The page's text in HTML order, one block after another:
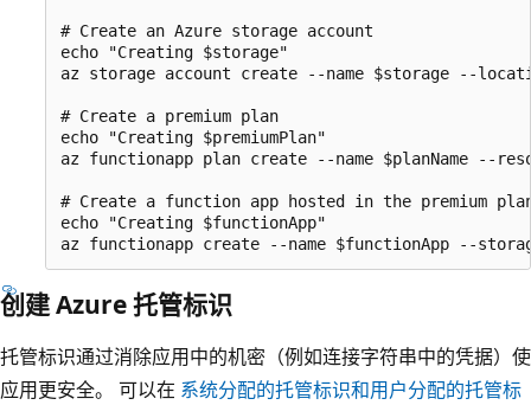
# Create an Azure storage account
echo "Creating $storage"
az storage account create --name $storage --
# Create a premium plan
echo "Creating $premiumPlan"
az functionapp plan create --name $planName --
# Create a function app hosted in the premium
echo "Creating $functionApp"
创建 Azure 托管标识
托管标识通过消除应用中的机密（例如连接字符串中的凭据）使
应用更安全。 可以在 系统分配的托管标识和用户分配的托管标